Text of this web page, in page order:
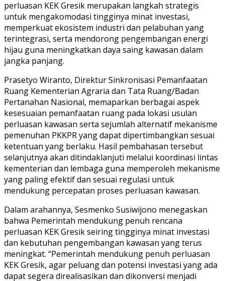
perluasan KEK Gresik merupakan langkah strategis
untuk mengakomodasi tingginya minat investasi,
memperkuat ekosistem industri dan pelabuhan yang
terintegrasi, serta mendorong pengembangan energi
hijau guna meningkatkan daya saing kawasan dalam
jangka panjang.
Prasetyo Wiranto, Direktur Sinkronisasi Pemanfaatan
Ruang Kementerian Agraria dan Tata Ruang/Badan
Pertanahan Nasional, memaparkan berbagai aspek
kesesuaian pemanfaatan ruang pada lokasi usulan
perluasan kawasan serta sejumlah alternatif mekanisme
pemenuhan PKKPR yang dapat dipertimbangkan sesuai
ketentuan yang berlaku. Hasil pembahasan tersebut
selanjutnya akan ditindaklanjuti melalui koordinasi lintas
kementerian dan lembaga guna memperoleh mekanisme
yang paling efektif dan sesuai regulasi untuk
mendukung percepatan proses perluasan kawasan.
Dalam arahannya, Sesmenko Susiwijono menegaskan
bahwa Pemerintah mendukung penuh rencana
perluasan KEK Gresik seiring tingginya minat investasi
dan kebutuhan pengembangan kawasan yang terus
meningkat. “Pemerintah mendukung penuh perluasan
KEK Gresik, agar peluang dan potensi investasi yang ada
dapat segera direalisasikan dan dikonversi menjadi